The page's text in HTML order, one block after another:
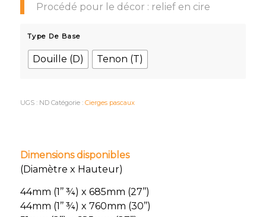
Procédé pour le décor : relief en cire
Type De Base
Douille (D) Tenon (T)
UGS : ND Catégorie : Cierges pascaux
Dimensions disponibles
(Diamètre x Hauteur)
44mm (1’’ ¾) x 685mm (27’’)
44mm (1’’ ¾) x 760mm (30’’)